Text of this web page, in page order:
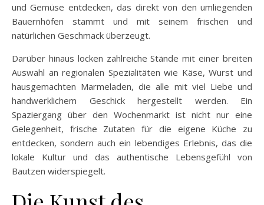
und Gemüse entdecken, das direkt von den umliegenden
Bauernhöfen stammt und mit seinem frischen und
natürlichen Geschmack überzeugt.
Darüber hinaus locken zahlreiche Stände mit einer breiten
Auswahl an regionalen Spezialitäten wie Käse, Wurst und
hausgemachten Marmeladen, die alle mit viel Liebe und
handwerklichem Geschick hergestellt werden. Ein
Spaziergang über den Wochenmarkt ist nicht nur eine
Gelegenheit, frische Zutaten für die eigene Küche zu
entdecken, sondern auch ein lebendiges Erlebnis, das die
lokale Kultur und das authentische Lebensgefühl von
Bautzen widerspiegelt.